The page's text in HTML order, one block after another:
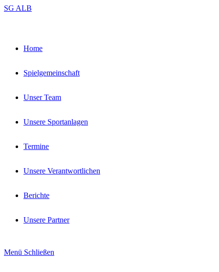
Zum
SG ALB
Home
Spielgemeinschaft
Unser Team
Unsere Sportanlagen
Termine
Unsere Verantwortlichen
Berichte
Unsere Partner
Menü Schließen